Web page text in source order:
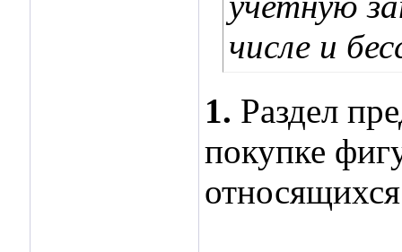
числе и
1. Раздел
покупке